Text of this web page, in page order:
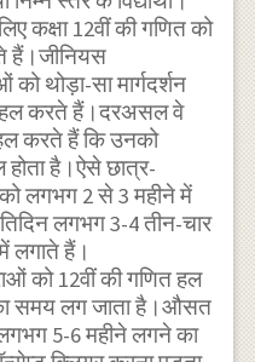
कक्षा 12वीं की गणित को
हैं।जीनियस
को थोड़ा-सा मार्गदर्शन
हल करते हैं।दरअसल वे
करते हैं कि उनको
होता है।ऐसे छात्र-
लगभग 2 से 3 महीने में
लगभग 3-4 तीन-चार
लगाते हैं।
को 12वीं की गणित हल
समय लग जाता है।औसत
5-6 महीने लगने का